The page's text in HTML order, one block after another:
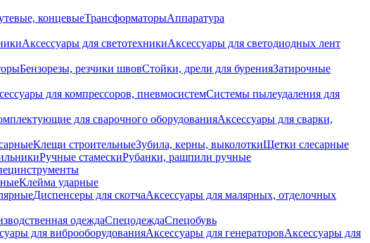
концевыеТрансформаторыАппаратура
Аксессуары для светотехникиАксессуары для светодиодных лент
Бензорезы, резчики швовСтойки, дрели для буренияЗатирочные
для компрессоров, пневмосистемСистемы пылеудаления для
для сварочного оборудованияАксессуары для сварки,
Клещи строительныеЗубила, керны, выколоткиЩетки слесарные
Ручные стамескиРубанки, рашпили ручные
Клейма ударные
Диспенсеры для скотчаАксессуары для малярных, отделочных
одеждаСпецодеждаСпецобувь
для виброоборудованияАксессуары для генераторовАксессуары для